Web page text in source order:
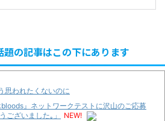
題の記事はこの下にあります
思われたくないのに
』ネットワークテストに沢山のご応募
ございました｡」
NEW!